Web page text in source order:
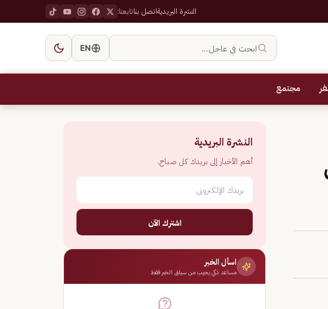
النشرة البريديةاتصل بناتابعنا:
ابحث في عاجل… EN
مجتمع
النشرة البريدية
أهم الأخبار إلى بريدك كل صباح.
اشترك الآن
اسأل الخبر
مساعد ذكي يجيب من سياق الخبر فقط